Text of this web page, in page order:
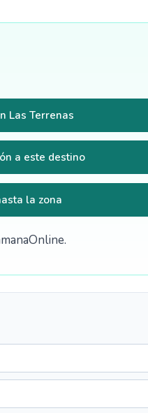
Las Terrenas
a este destino
la zona